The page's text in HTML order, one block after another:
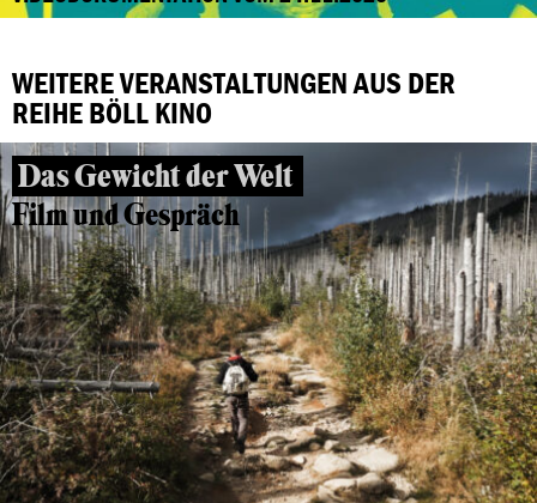
WEITERE VERANSTALTUNGEN AUS DER
REIHE BÖLL KINO
Das Gewicht der Welt
Film und Gespräch